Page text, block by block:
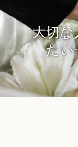
大切な
たい
生花カタログ
葬儀の疑問
会社案内